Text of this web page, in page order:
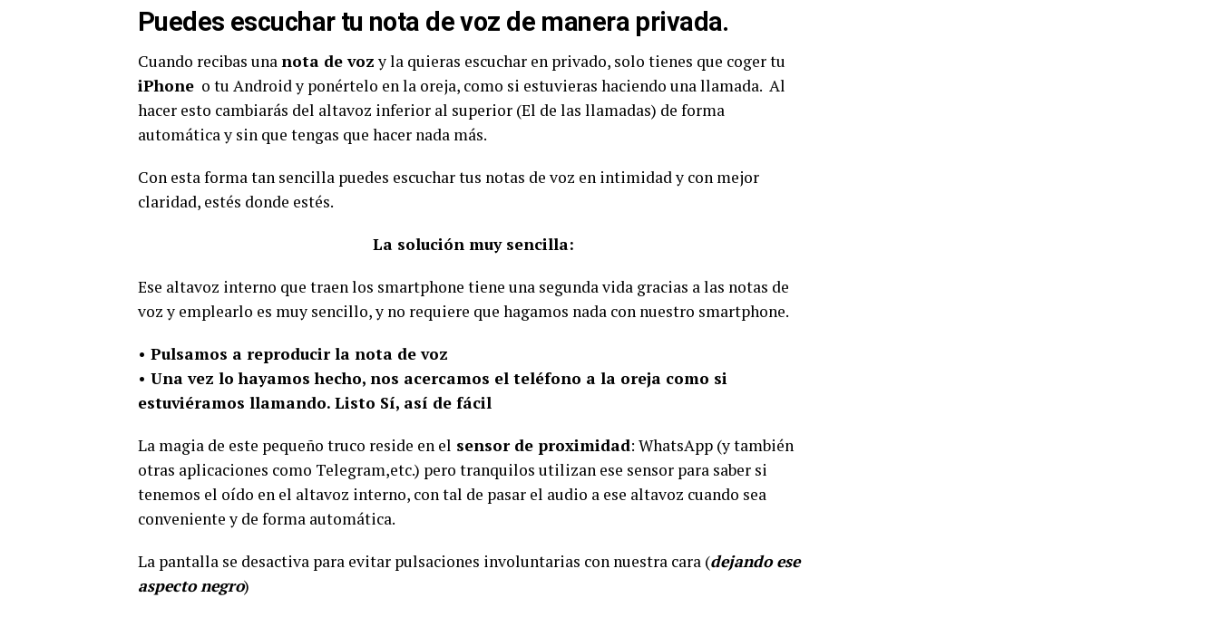
Puedes escuchar tu nota de voz de manera privada.
Cuando recibas unanota de vozy la quieras escuchar en privado, solo tienes que coger tu
iPhone o tu Android y ponértelo en la oreja, como si estuvieras haciendo una llamada. Al
hacer esto cambiarás del altavoz inferior al superior (El de las llamadas) de forma
automática y sin que tengas que hacer nada más.
Con esta forma tan sencilla puedes escuchar tus notas de voz en intimidad y con mejor
claridad, estés donde estés.
La solución muy sencilla:
Ese altavoz interno que traen los smartphone tiene una segunda vida gracias a las notas de
voz y emplearlo es muy sencillo, y no requiere que hagamos nada con nuestro smartphone.
• Pulsamos a reproducir la nota de voz
• Una vez lo hayamos hecho, nos acercamos el teléfono a la oreja como si
estuviéramos llamando. Listo Sí, así de fácil
La magia de este pequeño truco reside en el sensor de proximidad: WhatsApp (y también
otras aplicaciones como Telegram,etc.) pero tranquilos utilizan ese sensor para saber si
tenemos el oído en el altavoz interno, con tal de pasar el audio a ese altavoz cuando sea
conveniente y de forma automática.
La pantalla se desactiva para evitar pulsaciones involuntarias con nuestra cara (dejando ese
aspecto negro)